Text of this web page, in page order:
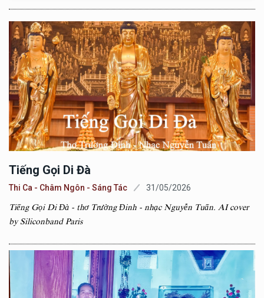
Tiếng Gọi Di Đà
Thi Ca - Châm Ngôn - Sáng Tác 31/05/2026
Tiếng Gọi Di Đà - thơ Trường Đinh - nhạc Nguyễn Tuấn. AI cover
by Siliconband Paris